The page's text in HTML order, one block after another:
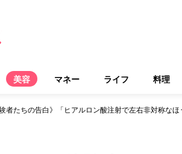
美容 マネー ライフ 料理